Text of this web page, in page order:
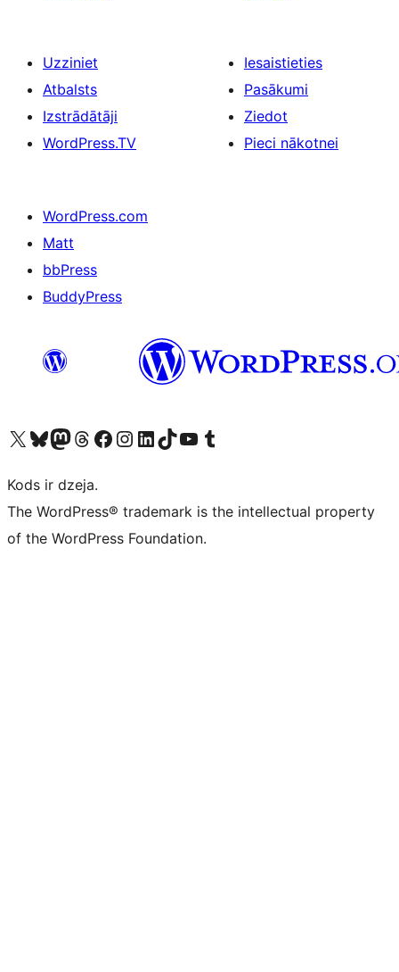
Uzziniet
Atbalsts
Izstrādātāji
WordPress.TV
Iesaistieties
Pasākumi
Ziedot
Pieci nākotnei
WordPress.com
Matt
bbPress
BuddyPress
Apmeklējiet mūsu X (agrāk Twitter) kontu
Apmeklējiet mūsu Bluesky kontu
Apmeklējiet mūsu Mastodon kontu
Apmeklējiet mūsu Threads kontu
Apmeklējiet mūsu Facebook lapuApmeklējiet mūsu Instagram kontu
Apmeklējiet mūsu LinkedIn kontu
Apmeklējiet mūsu TikTok kontu
Apmeklējiet mūsu YouTube kanālu
Apmeklējiet mūsu Tumblr kontu
Kods ir dzeja.
The WordPress® trademark is the intellectual property
of the WordPress Foundation.